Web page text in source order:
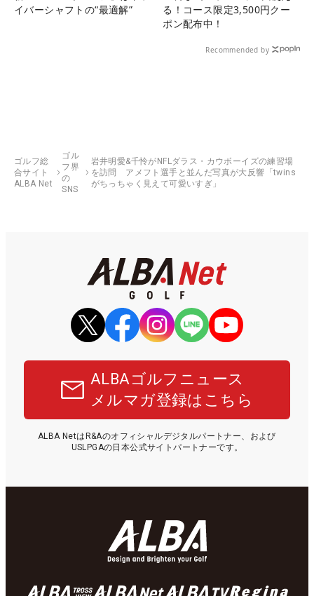
イバーシャフトの“最適解”
る！コース限定3,500円クー
ポン配布中！
Recommended by
ゴルフ総
合サイト
ALBA Net
ゴル
フ界
の
SNS
岩井明愛&千怜がNFLダラス・カウボーイズの練習場
を訪問 アメフト選手と並んだ写真が大反響「twins
がちっちゃく見えて可愛いすぎ」
ALBAゴルフニュース
メルマガ登録はこちら
ALBA NetはR&Aのオフィシャルデジタルパートナー、および
USLPGAの日本公式サイトパートナーです。